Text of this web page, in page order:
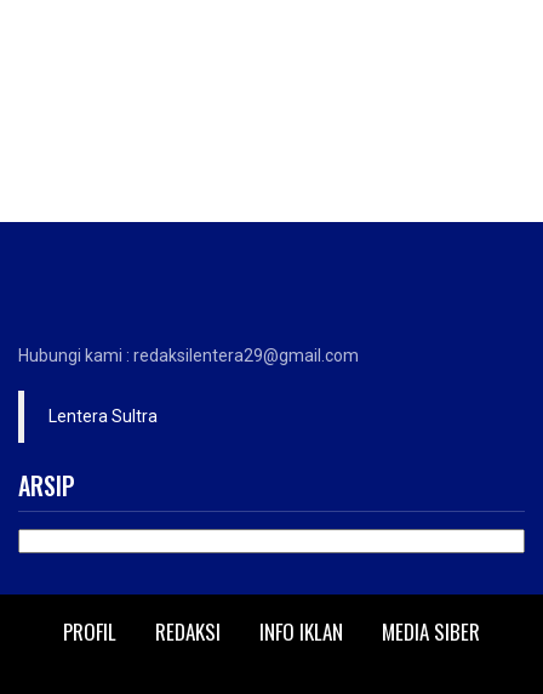
Hubungi kami : redaksilentera29@gmail.com
Lentera Sultra
ARSIP
PROFIL REDAKSI INFO IKLAN MEDIA SIBER